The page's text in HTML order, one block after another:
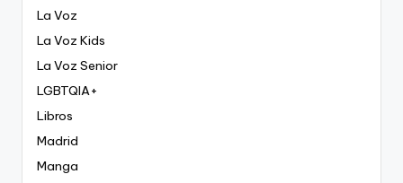
La Voz
La Voz Kids
La Voz Senior
LGBTQIA+
Libros
Madrid
Manga